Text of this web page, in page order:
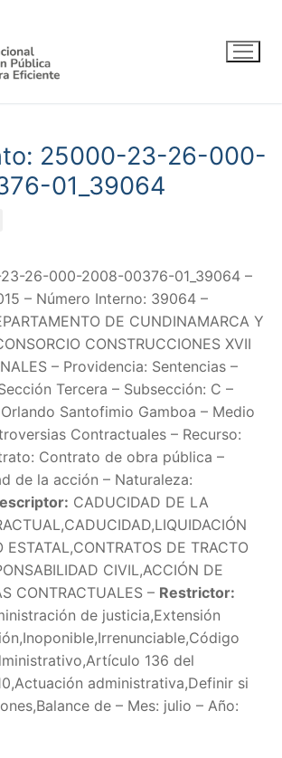
25000-23-26-000-
01_39064
26-000-2008-00376-01_39064 –
– Número Interno: 39064 –
DE CUNDINAMARCA Y
CONSTRUCCIONES XVII
– Providencia: Sentencias –
Tercera – Subsección: C –
Santofimio Gamboa – Medio
Contractuales – Recurso:
Contrato de obra pública –
de la acción – Naturaleza:
CADUCIDAD DE LA
ESTATAL,CONTRATOS DE TRACTO
CIVIL,ACCIÓN DE
CONTRACTUALES – Restrictor:
de justicia,Extensión
136 del
administrativa,Definir si
de – Mes: julio – Año: